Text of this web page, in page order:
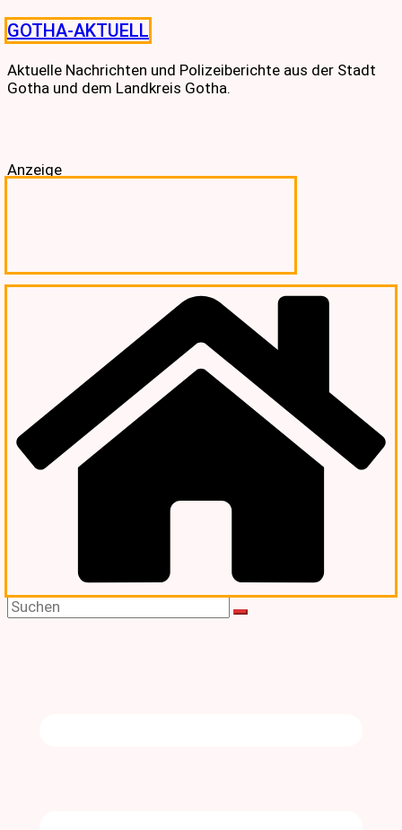
Skip
to
content
GOTHA-AKTUELL
Aktuelle Nachrichten und Polizeiberichte aus der Stadt
Gotha und dem Landkreis Gotha.
Anzeige